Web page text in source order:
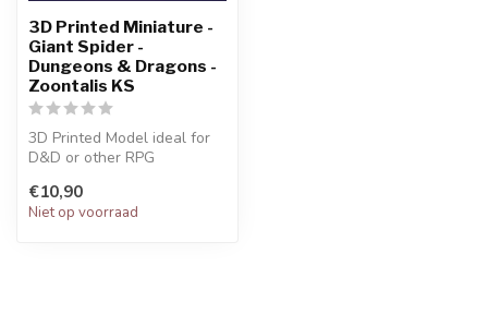
3D Printed Miniature -
Giant Spider -
Dungeons & Dragons -
Zoontalis KS
3D Printed Model ideal for
D&D or other RPG
€10,90
Niet op voorraad